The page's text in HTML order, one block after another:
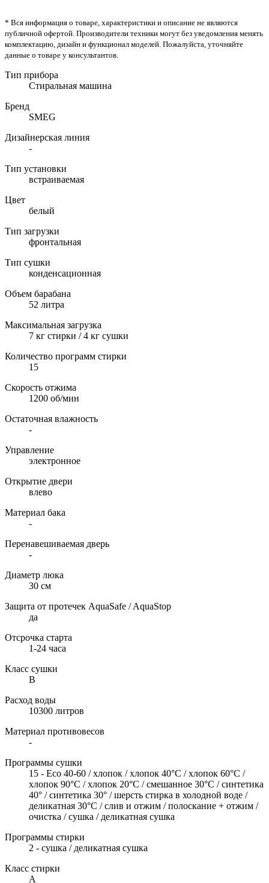
* Вся информация о товаре, характеристики и описание не являются
публичной офертой. Производители техники могут без уведомления менять
комплектацию, дизайн и функционал моделей. Пожалуйста, уточняйте
данные о товаре у консультантов.
Тип прибора
Стиральная машина
Бренд
SMEG
Дизайнерская линия
-
Тип установки
встраиваемая
Цвет
белый
Тип загрузки
фронтальная
Тип сушки
конденсационная
Объем барабана
52 литра
Максимальная загрузка
7 кг стирки / 4 кг сушки
Количество программ стирки
15
Скорость отжима
1200 об/мин
Остаточная влажность
-
Управление
электронное
Открытие двери
влево
Материал бака
-
Перенавешиваемая дверь
-
Диаметр люка
30 см
Защита от протечек AquaSafe / AquaStop
да
Отсрочка старта
1-24 часа
Класс сушки
В
Расход воды
10300 литров
Материал противовесов
-
Программы сушки
15 - Eco 40-60 / хлопок / хлопок 40°С / хлопок 60°С /
хлопок 90°С / хлопок 20°С / смешанное 30°С / синтетика
40° / синтетика 30° / шерсть стирка в холодной воде /
деликатная 30°С / слив и отжим / полоскание + отжим /
очистка / сушка / деликатная сушка
Программы стирки
2 - сушка / деликатная сушка
Класс стирки
А